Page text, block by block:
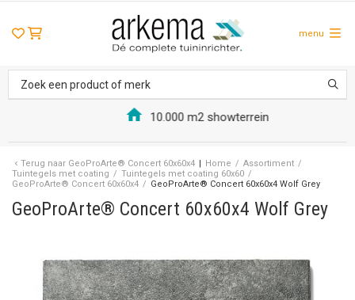
menu
10.000 m2 showterrein
Terug naar GeoProArte® Concert 60x60x4 Home / Assortiment /
Tuintegels met coating / Tuintegels met coating 60x60 /
GeoProArte® Concert 60x60x4 / GeoProArte® Concert 60x60x4 Wolf Grey
GeoProArte® Concert 60x60x4 Wolf Grey